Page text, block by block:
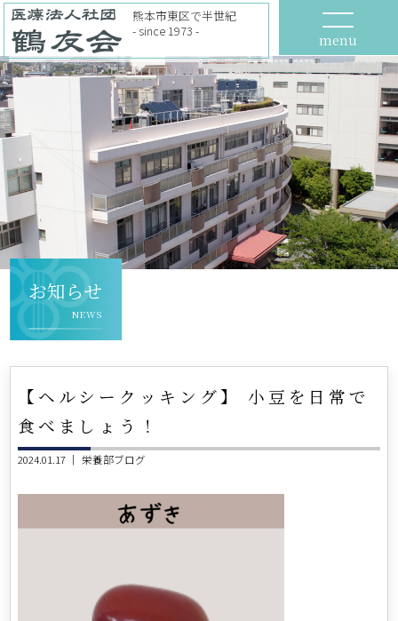
menu
熊本市東区で半世紀
- since 1973 -
お知らせ
NEWS
【ヘルシークッキング】 小豆を日常で
食べましょう！
2024.01.17 ｜ 栄養部ブログ